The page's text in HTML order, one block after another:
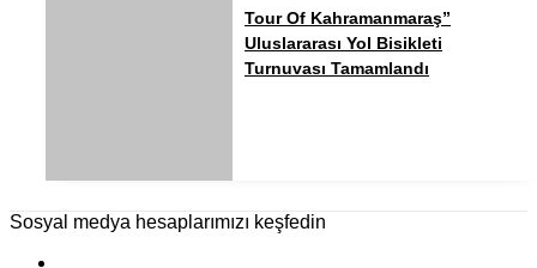
Tour Of Kahramanmaraş”
Uluslararası Yol Bisikleti
Turnuvası Tamamlandı
Sosyal medya hesaplarımızı keşfedin